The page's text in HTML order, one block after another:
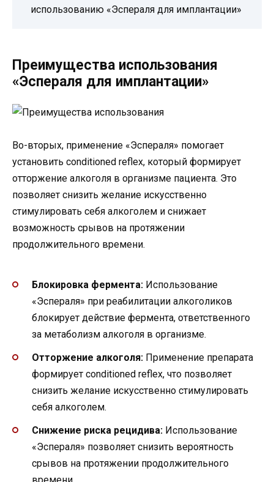
использованию «Эспераля для имплантации»
Преимущества использования
«Эспераля для имплантации»
Во-вторых, применение «Эспераля» помогает
установить conditioned reflex, который формирует
отторжение алкоголя в организме пациента. Это
позволяет снизить желание искусственно
стимулировать себя алкоголем и снижает
возможность срывов на протяжении
продолжительного времени.
Блокировка фермента: Использование
«Эспераля» при реабилитации алкоголиков
блокирует действие фермента, ответственного
за метаболизм алкоголя в организме.
Отторжение алкоголя: Применение препарата
формирует conditioned reflex, что позволяет
снизить желание искусственно стимулировать
себя алкоголем.
Снижение риска рецидива: Использование
«Эспераля» позволяет снизить вероятность
срывов на протяжении продолжительного